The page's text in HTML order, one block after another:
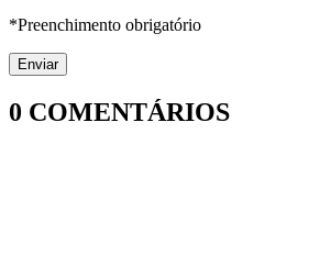
*Preenchimento obrigatório
0 COMENTÁRIOS